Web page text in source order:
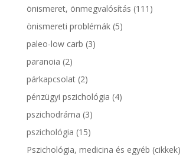
önismeret, önmegvalósítás (111)
önismereti problémák(5)
paleo-low carb (3)
paranoia (2)
párkapcsolat(2)
pénzügyi pszichológia (4)
pszichodráma (3)
pszichológia (15)
Pszichológia, medicina és egyéb (cikkek)